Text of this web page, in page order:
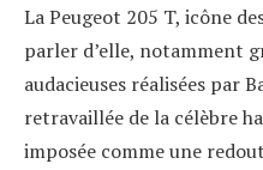
La Peugeot 205 T, icône
parler d’elle, notamment
audacieuses réalisées par
retravaillée de la célèbre
imposée comme une